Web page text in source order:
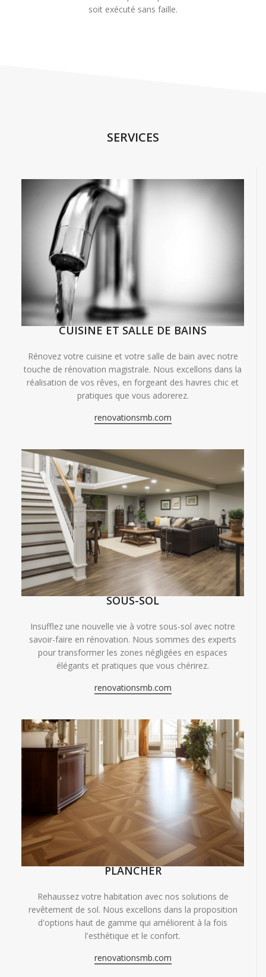
soit exécuté sans faille.
SERVICES
CUISINE ET SALLE DE BAINS
Rénovez votre cuisine et votre salle de bain avec notre
touche de rénovation magistrale. Nous excellons dans la
réalisation de vos rêves, en forgeant des havres chic et
pratiques que vous adorerez.
renovationsmb.com
SOUS-SOL
Insufflez une nouvelle vie à votre sous-sol avec notre
savoir-faire en rénovation. Nous sommes des experts
pour transformer les zones négligées en espaces
élégants et pratiques que vous chérirez.
renovationsmb.com
PLANCHER
Rehaussez votre habitation avec nos solutions de
revêtement de sol. Nous excellons dans la proposition
d'options haut de gamme qui améliorent à la fois
l'esthétique et le confort.
renovationsmb.com